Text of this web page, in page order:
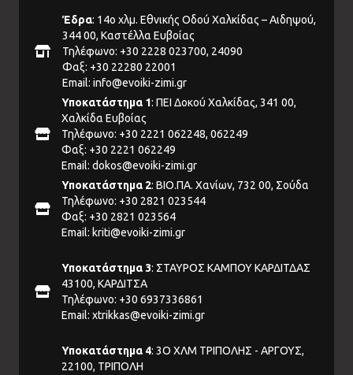
Έδρα: 14ο χλμ. Εθνικής Οδού Χαλκίδας – Αιδηψού,
344 00, Καστέλλα Ευβοίας
Τηλέφωνο: +30 2228 023700, 24090
Φαξ: +30 22280 22001
Email: info@evoiki-zimi.gr
Υποκατάστημα 1: ΠΕΙ Δοκού Χαλκίδας, 341 00,
Χαλκίδα Ευβοίας
Τηλέφωνο: +30 2221 062248, 062249
Φαξ: +30 2221 062249
Email: dokos@evoiki-zimi.gr
Υποκατάστημα 2: ΒΙΟ.ΠΑ. Χανίων, 732 00, Σούδα
Τηλέφωνο: +30 2821 023544
Φαξ: +30 2821 023564
Email: kriti@evoiki-zimi.gr
Υποκατάστημα 3: ΣΤΑΥΡΟΣ ΚΑΜΠΟΥ ΚΑΡΔΙΤΔΑΣ
43100, ΚΑΡΔΙΤΣΑ
Τηλέφωνο: +30 6937336861
Email: xtrikkas@evoiki-zimi.gr
Υποκατάστημα 4: 3Ο ΧΛΜ ΤΡΙΠΟΛΗΣ - ΑΡΓΟΥΣ,
22100, ΤΡΙΠΟΛΗ